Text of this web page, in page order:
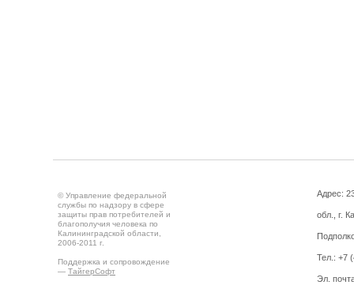
© Управление федеральной
службы по надзору в сфере
защиты прав потребителей и
благополучия человека по
Калининградской области,
2006-2011 г.
Поддержка и сопровождение
— ТайгерСофт
Адрес:
обл., г.
Тел.: +7
Эл.